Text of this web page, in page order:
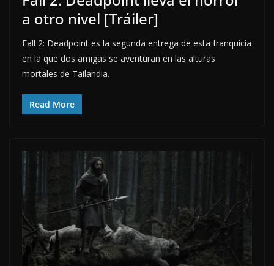
a otro nivel [Tráiler]
Fall 2: Deadpoint es la segunda entrega de esta franquicia
en la que dos amigas se aventuran en las alturas
mortales de Tailandia.
Read More